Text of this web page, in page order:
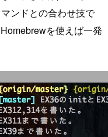
ンドとの合わせ技で
を使えば一発